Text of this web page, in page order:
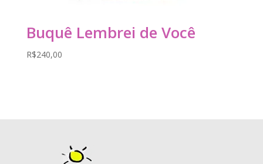
Buquê Lembrei de Você
R$240,00